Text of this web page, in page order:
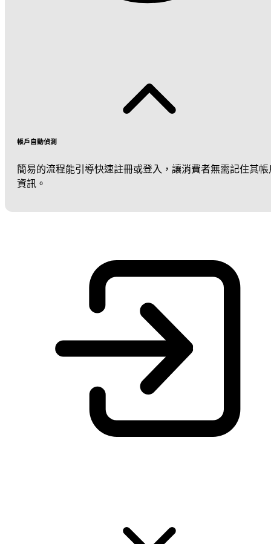
帳戶自動偵測
簡易的流程能引導快速註冊或登入，讓消費者無需記住其帳
資訊。